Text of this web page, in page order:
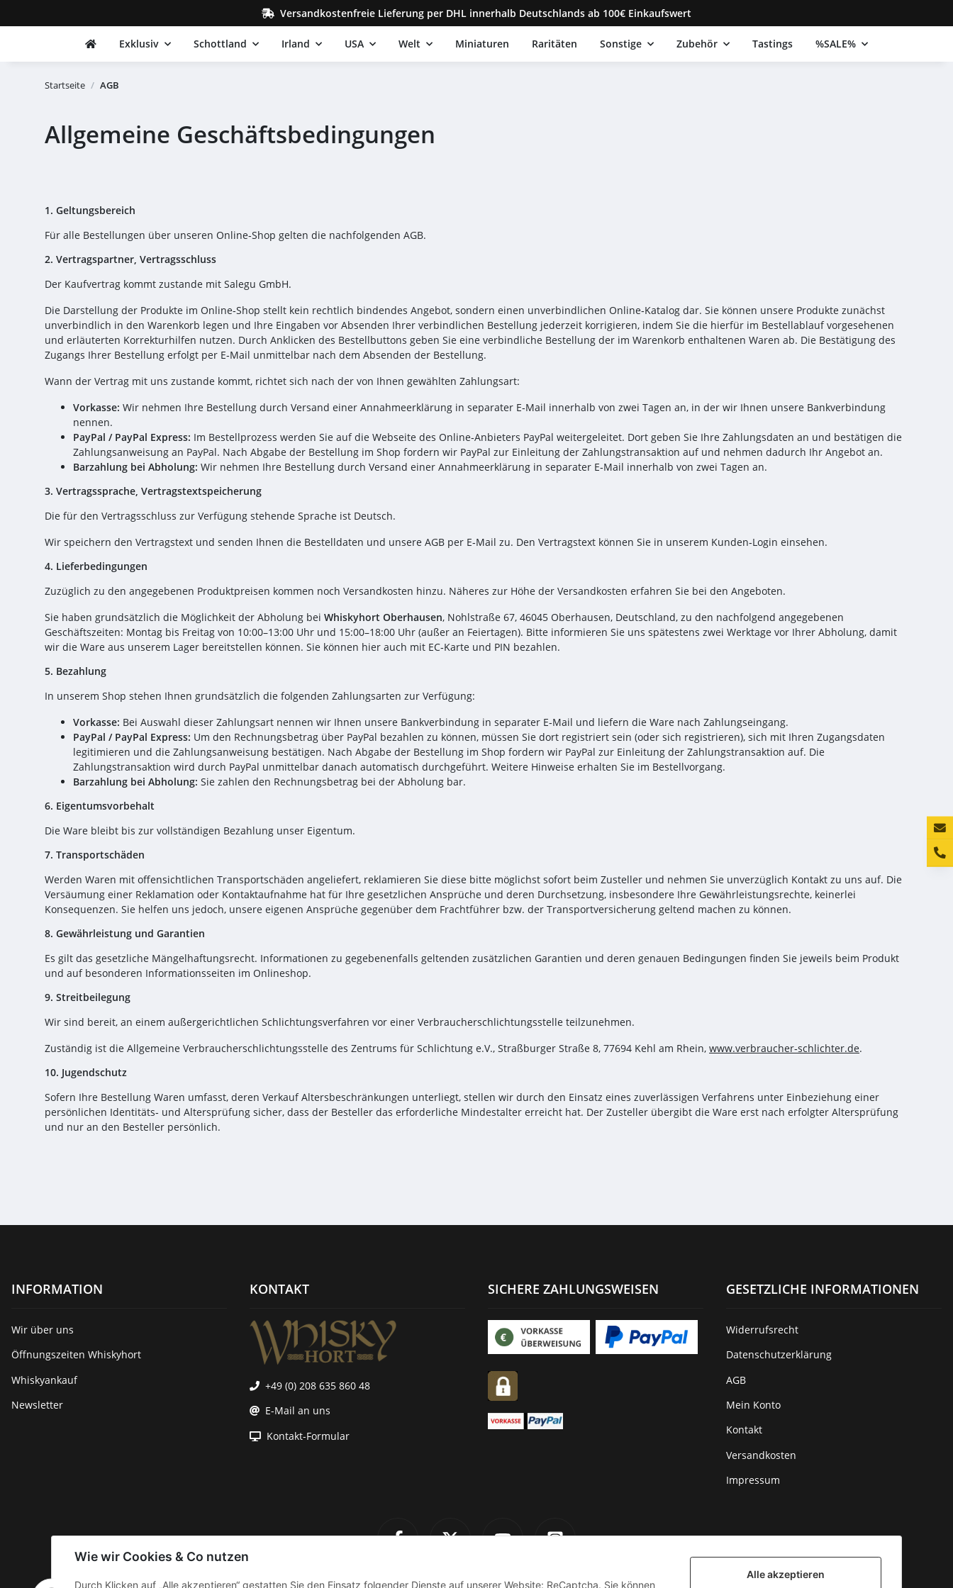
Alle akzeptieren
Wie wir Cookies & Co nutzen
Durch Klicken auf „Alle akzeptieren“ gestatten Sie den Einsatz folgender Dienste auf unserer Website: ReCaptcha. Sie können
Versandkostenfreie Lieferung per DHL innerhalb Deutschlands ab 100€ Einkaufswert
Exklusiv Schottland Irland USA Welt Miniaturen Raritäten Sonstige Zubehör Tastings %SALE%
Startseite AGB
Allgemeine Geschäftsbedingungen
1. Geltungsbereich
Für alle Bestellungen über unseren Online‑Shop gelten die nachfolgenden AGB.
2. Vertragspartner, Vertragsschluss
Der Kaufvertrag kommt zustande mit Salegu GmbH.
Die Darstellung der Produkte im Online‑Shop stellt kein rechtlich bindendes Angebot, sondern einen unverbindlichen Online‑Katalog dar. Sie können unsere Produkte zunächst
unverbindlich in den Warenkorb legen und Ihre Eingaben vor Absenden Ihrer verbindlichen Bestellung jederzeit korrigieren, indem Sie die hierfür im Bestellablauf vorgesehenen
und erläuterten Korrekturhilfen nutzen. Durch Anklicken des Bestellbuttons geben Sie eine verbindliche Bestellung der im Warenkorb enthaltenen Waren ab. Die Bestätigung des
Zugangs Ihrer Bestellung erfolgt per E‑Mail unmittelbar nach dem Absenden der Bestellung.
Wann der Vertrag mit uns zustande kommt, richtet sich nach der von Ihnen gewählten Zahlungsart:
Vorkasse: Wir nehmen Ihre Bestellung durch Versand einer Annahmeerklärung in separater E‑Mail innerhalb von zwei Tagen an, in der wir Ihnen unsere Bankverbindung
nennen.
PayPal / PayPal Express: Im Bestellprozess werden Sie auf die Webseite des Online‑Anbieters PayPal weitergeleitet. Dort geben Sie Ihre Zahlungsdaten an und bestätigen die
Zahlungsanweisung an PayPal. Nach Abgabe der Bestellung im Shop fordern wir PayPal zur Einleitung der Zahlungstransaktion auf und nehmen dadurch Ihr Angebot an.
Barzahlung bei Abholung: Wir nehmen Ihre Bestellung durch Versand einer Annahmeerklärung in separater E‑Mail innerhalb von zwei Tagen an.
3. Vertragssprache, Vertragstextspeicherung
Die für den Vertragsschluss zur Verfügung stehende Sprache ist Deutsch.
Wir speichern den Vertragstext und senden Ihnen die Bestelldaten und unsere AGB per E‑Mail zu. Den Vertragstext können Sie in unserem Kunden‑Login einsehen.
4. Lieferbedingungen
Zuzüglich zu den angegebenen Produktpreisen kommen noch Versandkosten hinzu. Näheres zur Höhe der Versandkosten erfahren Sie bei den Angeboten.
Sie haben grundsätzlich die Möglichkeit der Abholung bei Whiskyhort Oberhausen, Nohlstraße 67, 46045 Oberhausen, Deutschland, zu den nachfolgend angegebenen
Geschäftszeiten: Montag bis Freitag von 10:00–13:00 Uhr und 15:00–18:00 Uhr (außer an Feiertagen). Bitte informieren Sie uns spätestens zwei Werktage vor Ihrer Abholung, damit
wir die Ware aus unserem Lager bereitstellen können. Sie können hier auch mit EC‑Karte und PIN bezahlen.
5. Bezahlung
In unserem Shop stehen Ihnen grundsätzlich die folgenden Zahlungsarten zur Verfügung:
Vorkasse: Bei Auswahl dieser Zahlungsart nennen wir Ihnen unsere Bankverbindung in separater E‑Mail und liefern die Ware nach Zahlungseingang.
PayPal / PayPal Express: Um den Rechnungsbetrag über PayPal bezahlen zu können, müssen Sie dort registriert sein (oder sich registrieren), sich mit Ihren Zugangsdaten
legitimieren und die Zahlungsanweisung bestätigen. Nach Abgabe der Bestellung im Shop fordern wir PayPal zur Einleitung der Zahlungstransaktion auf. Die
Zahlungstransaktion wird durch PayPal unmittelbar danach automatisch durchgeführt. Weitere Hinweise erhalten Sie im Bestellvorgang.
Barzahlung bei Abholung: Sie zahlen den Rechnungsbetrag bei der Abholung bar.
6. Eigentumsvorbehalt
Die Ware bleibt bis zur vollständigen Bezahlung unser Eigentum.
7. Transportschäden
Werden Waren mit offensichtlichen Transportschäden angeliefert, reklamieren Sie diese bitte möglichst sofort beim Zusteller und nehmen Sie unverzüglich Kontakt zu uns auf. Die
Versäumung einer Reklamation oder Kontaktaufnahme hat für Ihre gesetzlichen Ansprüche und deren Durchsetzung, insbesondere Ihre Gewährleistungsrechte, keinerlei
Konsequenzen. Sie helfen uns jedoch, unsere eigenen Ansprüche gegenüber dem Frachtführer bzw. der Transportversicherung geltend machen zu können.
8. Gewährleistung und Garantien
Es gilt das gesetzliche Mängelhaftungsrecht. Informationen zu gegebenenfalls geltenden zusätzlichen Garantien und deren genauen Bedingungen finden Sie jeweils beim Produkt
und auf besonderen Informationsseiten im Onlineshop.
9. Streitbeilegung
Wir sind bereit, an einem außergerichtlichen Schlichtungsverfahren vor einer Verbraucherschlichtungsstelle teilzunehmen.
Zuständig ist die Allgemeine Verbraucherschlichtungsstelle des Zentrums für Schlichtung e.V., Straßburger Straße 8, 77694 Kehl am Rhein, www.verbraucher‑schlichter.de.
10. Jugendschutz
Sofern Ihre Bestellung Waren umfasst, deren Verkauf Altersbeschränkungen unterliegt, stellen wir durch den Einsatz eines zuverlässigen Verfahrens unter Einbeziehung einer
persönlichen Identitäts‑ und Altersprüfung sicher, dass der Besteller das erforderliche Mindestalter erreicht hat. Der Zusteller übergibt die Ware erst nach erfolgter Altersprüfung
und nur an den Besteller persönlich.
INFORMATION
Wir über uns
Öffnungszeiten Whiskyhort
Whiskyankauf
Newsletter
KONTAKT
+49 (0) 208 635 860 48
E-Mail an uns
Kontakt-Formular
SICHERE ZAHLUNGSWEISEN GESETZLICHE INFORMATIONEN
Widerrufsrecht
Datenschutzerklärung
AGB
Mein Konto
Kontakt
Versandkosten
Impressum